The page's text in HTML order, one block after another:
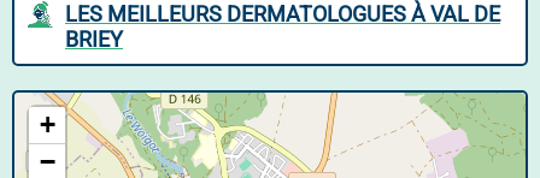
LES MEILLEURS DERMATOLOGUES À VAL DE
BRIEY
+
−